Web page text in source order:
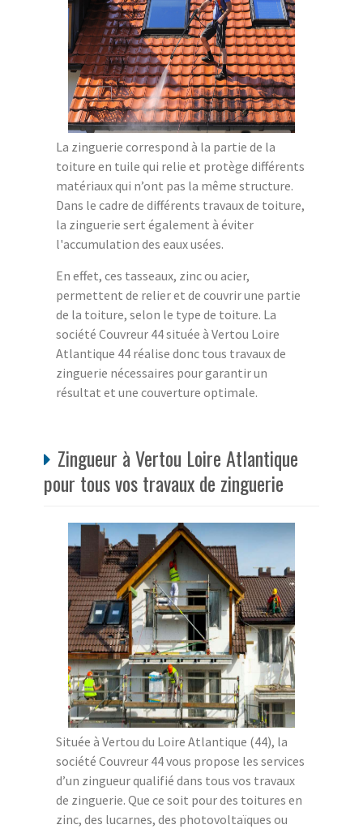
La zinguerie correspond à la partie de la
toiture en tuile qui relie et protège différents
matériaux qui n’ont pas la même structure.
Dans le cadre de différents travaux de toiture,
la zinguerie sert également à éviter
l'accumulation des eaux usées.
En effet, ces tasseaux, zinc ou acier,
permettent de relier et de couvrir une partie
de la toiture, selon le type de toiture. La
société Couvreur 44 située à Vertou Loire
Atlantique 44 réalise donc tous travaux de
zinguerie nécessaires pour garantir un
résultat et une couverture optimale.
Zingueur à Vertou Loire Atlantique
pour tous vos travaux de zinguerie
Située à Vertou du Loire Atlantique (44), la
société Couvreur 44 vous propose les services
d’un zingueur qualifié dans tous vos travaux
de zinguerie. Que ce soit pour des toitures en
zinc, des lucarnes, des photovoltaïques ou